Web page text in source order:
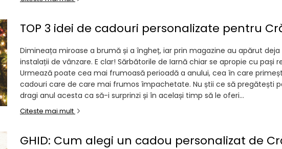
TOP 3 idei de cadouri personalizate pentru
Dimineața miroase a brumă și a îngheț, iar prin magazine au apărut deja
instalații de vânzare. E clar! Sărbătorile de Iarnă chiar se apropie cu pași
Urmează poate cea mai frumoasă perioadă a anului, cea în care
cadouri care de care mai frumos împachetate. Nu știi ce să pregătești
dragi anul acesta ca să-i surprinzi și în același timp să le oferi...
Citeste mai mult
GHID: Cum alegi un cadou personalizat de